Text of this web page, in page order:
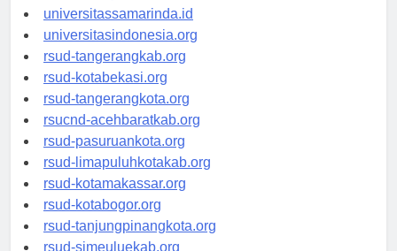
universitasjakarta.id
universitassamarinda.id
universitasindonesia.org
rsud-tangerangkab.org
rsud-kotabekasi.org
rsud-tangerangkota.org
rsucnd-acehbaratkab.org
rsud-pasuruankota.org
rsud-limapuluhkotakab.org
rsud-kotamakassar.org
rsud-kotabogor.org
rsud-tanjungpinangkota.org